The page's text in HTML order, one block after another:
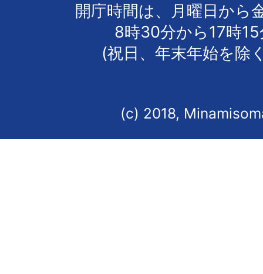
開庁時間は、月曜日から
8時30分から17時
(祝日、年末年始を除
(c) 2018,